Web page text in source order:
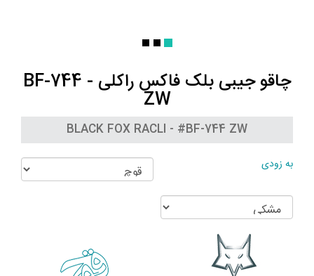
چاقو جیبی بلک فاکس راکلی - BF-744
ZW
BLACK FOX RACLI - #BF-744 ZW
به زودی